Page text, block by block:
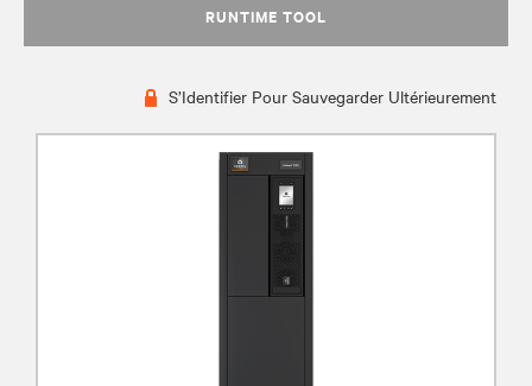
RUNTIME TOOL
S’Identifier Pour Sauvegarder Ultérieurement